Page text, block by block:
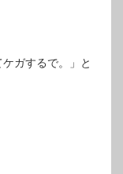
ガするで。」と